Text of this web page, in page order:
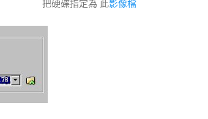
把硬碟指定為 此影像檔